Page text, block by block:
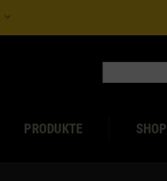
PRODUKTE SHOP